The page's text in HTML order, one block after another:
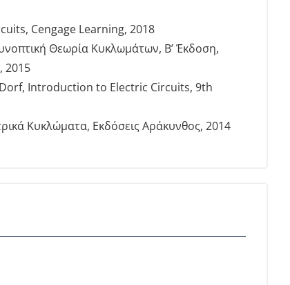
Cengage Learning, 2018
Θεωρία Κυκλωμάτων, Β’ Έκδοση,
2015
Dorf, Introduction to Electric Circuits, 9th
Κυκλώματα, Εκδόσεις Αράκυνθος, 2014